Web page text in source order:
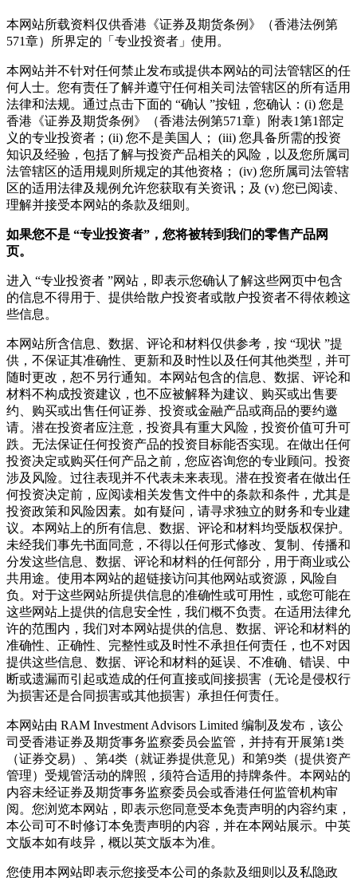
本网站所载资料仅供香港《证券及期货条例》（香港法例第
571章）所界定的「专业投资者」使用。
本网站并不针对任何禁止发布或提供本网站的司法管辖区的任
何人士。您有责任了解并遵守任何相关司法管辖区的所有适用
法律和法规。通过点击下面的 “确认 ”按钮，您确认：(i) 您是
香港《证券及期货条例》（香港法例第571章）附表1第1部定
义的专业投资者；(ii) 您不是美国人； (iii) 您具备所需的投资
知识及经验，包括了解与投资产品相关的风险，以及您所属司
法管辖区的适用规则所规定的其他资格； (iv) 您所属司法管辖
区的适用法律及规例允许您获取有关资讯；及 (v) 您已阅读、
理解并接受本网站的条款及细则。
如果您不是 “专业投资者” ，您将被转到我们的零售产品网
页。
进入 “专业投资者 ”网站，即表示您确认了解这些网页中包含
的信息不得用于、提供给散户投资者或散户投资者不得依赖这
些信息。
本网站所含信息、数据、评论和材料仅供参考，按 “现状 ”提
供，不保证其准确性、更新和及时性以及任何其他类型，并可
随时更改，恕不另行通知。本网站包含的信息、数据、评论和
材料不构成投资建议，也不应被解释为建议、购买或出售要
约、购买或出售任何证券、投资或金融产品或商品的要约邀
请。潜在投资者应注意，投资具有重大风险，投资价值可升可
跌。无法保证任何投资产品的投资目标能否实现。在做出任何
投资决定或购买任何产品之前，您应咨询您的专业顾问。投资
涉及风险。过往表现并不代表未来表现。潜在投资者在做出任
何投资决定前，应阅读相关发售文件中的条款和条件，尤其是
投资政策和风险因素。如有疑问，请寻求独立的财务和专业建
议。本网站上的所有信息、数据、评论和材料均受版权保护。
未经我们事先书面同意，不得以任何形式修改、复制、传播和
分发这些信息、数据、评论和材料的任何部分，用于商业或公
共用途。使用本网站的超链接访问其他网站或资源，风险自
负。对于这些网站所提供信息的准确性或可用性，或您可能在
这些网站上提供的信息安全性，我们概不负责。在适用法律允
许的范围内，我们对本网站提供的信息、数据、评论和材料的
准确性、正确性、完整性或及时性不承担任何责任，也不对因
提供这些信息、数据、评论和材料的延误、不准确、错误、中
断或遗漏而引起或造成的任何直接或间接损害（无论是侵权行
为损害还是合同损害或其他损害）承担任何责任。
本网站由 RAM Investment Advisors Limited 编制及发布，该公
司受香港证券及期货事务监察委员会监管，并持有开展第1类
（证券交易）、第4类（就证券提供意见）和第9类（提供资产
管理）受规管活动的牌照，须符合适用的持牌条件。本网站的
内容未经证券及期货事务监察委员会或香港任何监管机构审
阅。您浏览本网站，即表示您同意受本免责声明的内容约束，
本公司可不时修订本免责声明的内容，并在本网站展示。中英
文版本如有歧异，概以英文版本为准。
您使用本网站即表示您接受本公司的条款及细则以及私隐政